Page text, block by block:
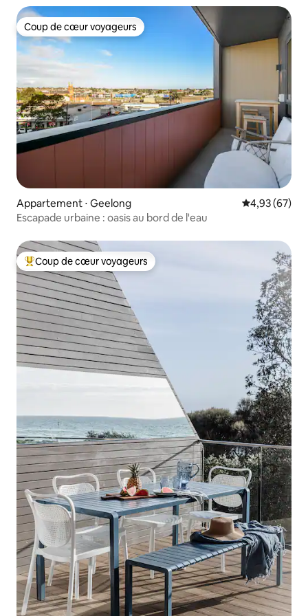
Coup de cœur voyageurs
Coup de cœur voyageurs
Appartement ⋅ Geelong Évaluation
4,93 (67)
Escapade urbaine : oasis au bord de l'eau
Coups de cœur voyageurs les plus appréciés
Coup de cœur voyageurs